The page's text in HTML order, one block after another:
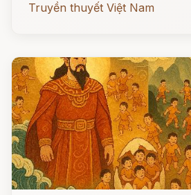
Truyền thuyết Việt Nam